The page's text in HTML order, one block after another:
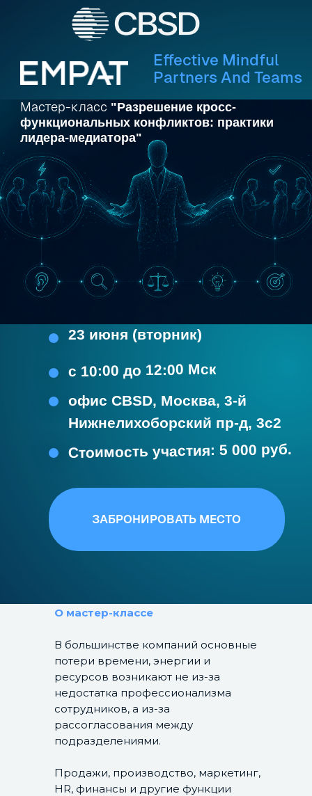
ЗАБРОНИРОВАТЬ МЕСТО
Partners And Teams
Мастер-класс"Разрешение кросс-
функциональных конфликтов: практики
лидера-медиатора"
c 10:00 до 12:00 Мск
Стоимость участия: 5 000 руб.
23 июня (вторник)
офис CBSD, Москва, 3-й
Нижнелихоборский пр-д, 3с2
О мастер-классе
В большинстве компаний основные
потери времени, энергии и
ресурсов возникают не из-за
недостатка профессионализма
сотрудников, а из-за
рассогласования между
подразделениями.
Продажи, производство, маркетинг,
HR, финансы и другие функции